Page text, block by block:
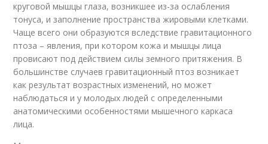
круговой мышцы глаза, возникшее из-за ослабления
тонуса, и заполнение пространства жировыми клетками.
Чаще всего они образуются вследствие гравитационного
птоза – явления, при котором кожа и мышцы лица
провисают под действием силы земного притяжения. В
большинстве случаев гравитационный птоз возникает
как результат возрастных изменений, но может
наблюдаться и у молодых людей с определенными
анатомическими особенностями мышечного каркаса
лица.